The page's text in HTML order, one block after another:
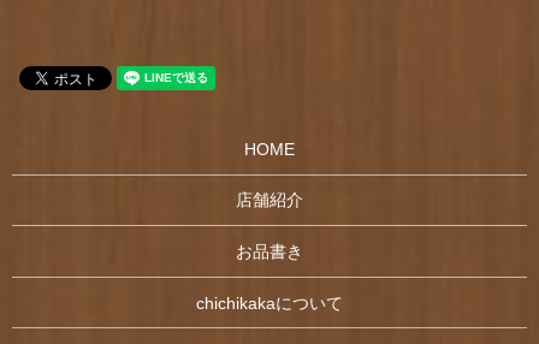
HOME
店舗紹介
お品書き
chichikakaについて